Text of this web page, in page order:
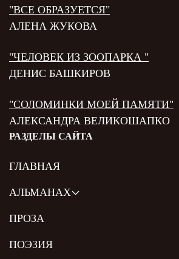
"ВСЕ ОБРАЗУЕТСЯ"
АЛЕНА ЖУКОВА
"ЧЕЛОВЕК ИЗ ЗООПАРКА "
ДЕНИС БАШКИРОВ
"СОЛОМИНКИ МОЕЙ ПАМЯТИ"
АЛЕКСАНДРА ВЕЛИКОШАПКО
РАЗДЕЛЫ САЙТА
ГЛАВНАЯ
АЛЬМАНАХ
ПРОЗА
ПОЭЗИЯ